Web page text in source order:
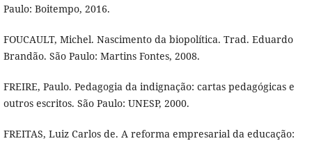
Paulo: Boitempo, 2016.
FOUCAULT, Michel. Nascimento da biopolítica. Trad. Eduardo
Brandão. São Paulo: Martins Fontes, 2008.
FREIRE, Paulo. Pedagogia da indignação: cartas pedagógicas e
outros escritos. São Paulo: UNESP, 2000.
FREITAS, Luiz Carlos de. A reforma empresarial da educação: